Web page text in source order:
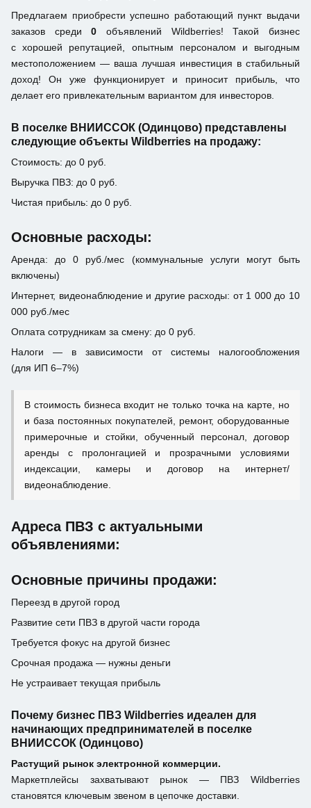
Предлагаем приобрести успешно работающий пункт выдачи
заказов среди0 объявлений Wildberries! Такой бизнес
с хорошей репутацией, опытным персоналом и выгодным
местоположением — ваша лучшая инвестиция в стабильный
доход! Он уже функционирует и приносит прибыль, что
делает его привлекательным вариантом для инвесторов.
В поселке ВНИИССОК (Одинцово) представлены
следующие объекты Wildberries на продажу:
Стоимость: до 0 руб.
Выручка ПВЗ: до 0 руб.
Чистая прибыль: до 0 руб.
Основные расходы:
Аренда: до 0 руб./мес (коммунальные услуги могут быть
включены)
Интернет, видеонаблюдение и другие расходы: от 1 000 до 10
000 руб./мес
Оплата сотрудникам за смену: до 0 руб.
Налоги — в зависимости от системы налогообложения
(для ИП 6–7%)
В стоимость бизнеса входит не только точка на карте, но
и база постоянных покупателей, ремонт, оборудованные
примерочные и стойки, обученный персонал, договор
аренды с пролонгацией и прозрачными условиями
индексации, камеры и договор на интернет/
видеонаблюдение.
Адреса ПВЗ с актуальными
объявлениями:
Основные причины продажи:
Переезд в другой город
Развитие сети ПВЗ в другой части города
Требуется фокус на другой бизнес
Срочная продажа — нужны деньги
Не устраивает текущая прибыль
Почему бизнес ПВЗ Wildberries идеален для
начинающих предпринимателей в поселке
ВНИИССОК (Одинцово)
Растущий рынок электронной коммерции.
Маркетплейсы захватывают рынок — ПВЗ Wildberries
становятся ключевым звеном в цепочке доставки.